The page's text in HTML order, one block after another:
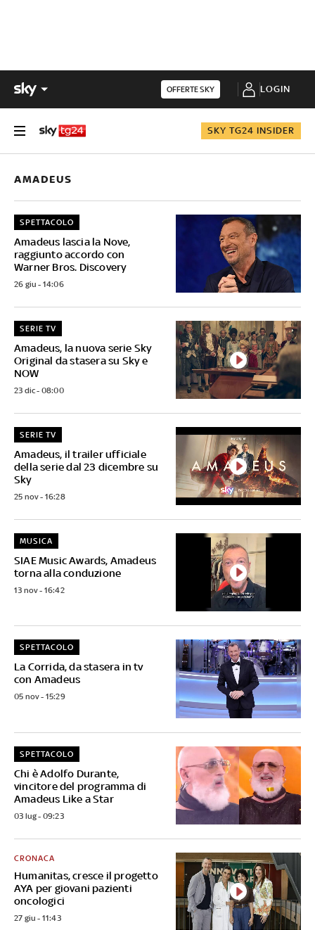
OFFERTE SKY LOGIN
SKY TG24 INSIDER
AMADEUS
Amadeus lascia la Nove,
raggiunto accordo con
Warner Bros. Discovery
SPETTACOLO
26 giu - 14:06
Amadeus, la nuova serie Sky
Original da stasera su Sky e
NOW
SERIE TV
23 dic - 08:00
Amadeus, il trailer ufficiale
della serie dal 23 dicembre su
Sky
SERIE TV
25 nov - 16:28
SIAE Music Awards, Amadeus
torna alla conduzione
MUSICA
13 nov - 16:42
La Corrida, da stasera in tv
con Amadeus
SPETTACOLO
05 nov - 15:29
Chi è Adolfo Durante,
vincitore del programma di
Amadeus Like a Star
SPETTACOLO
03 lug - 09:23
Humanitas, cresce il progetto
AYA per giovani pazienti
oncologici
CRONACA
27 giu - 11:43